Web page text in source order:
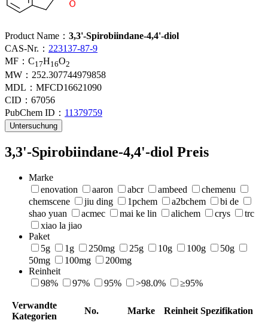
Product Name： 3,3'-Spirobiindane-4,4'-diol
CAS-Nr.： 223137-87-9
MF： C17H16O2
MW： 252.307744979858
MDL： MFCD16621090
CID： 67056
PubChem ID： 11379759
Untersuchung
3,3'-Spirobiindane-4,4'-diol Preis
Marke
enovation
aaron abcr ambeed
chemenu
chemscene
jiu ding 1pchem a2bchem
bi de
shao yuan
acmec mai ke lin alichem crys
trc
xiao la jiao
Paket
5g
1g 250mg 25g 10g 100g
50g
50mg
100mg
200mg
Reinheit
98%
97% 95% >98.0% ≥95%
Verwandte
Kategorien
No. Marke Reinheit Spezifikation